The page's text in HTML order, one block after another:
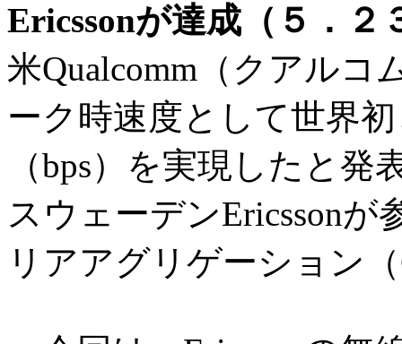
Ericssonが達成（５．
米Qualcomm（クアルコ
ーク時速度として世界
（bps）を実現したと発
スウェーデンEricsson
リアアグリゲーション